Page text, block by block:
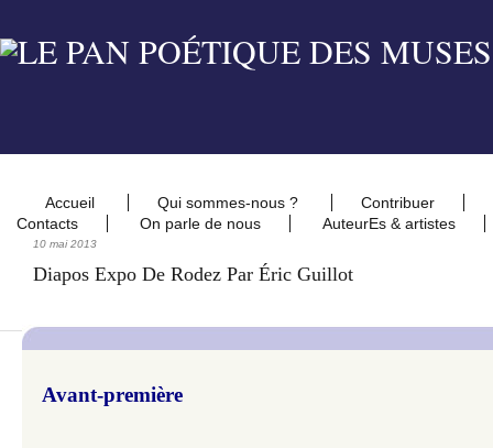
Accueil Qui sommes-nous ?
Contribuer
Contacts
On parle de nous AuteurEs & artistes
10 mai 2013
Diapos Expo De Rodez Par Éric Guillot
Avant-première